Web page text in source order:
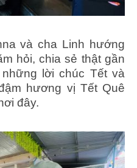
và cha Linh hướng
hỏi, chia sẻ thật gần
lời chúc Tết và
hương vị Tết Quê
đây.